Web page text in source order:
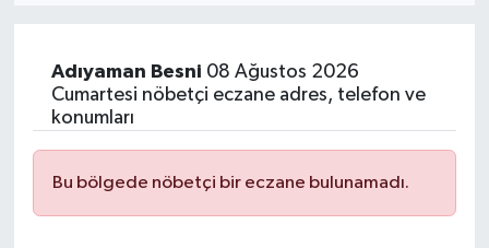
Adıyaman Besni 08 Ağustos 2026
Cumartesi nöbetçi eczane adres, telefon ve
konumları
Bu bölgede nöbetçi bir eczane bulunamadı.
EĞİTİM
OTOPARK
Haber Arşivi